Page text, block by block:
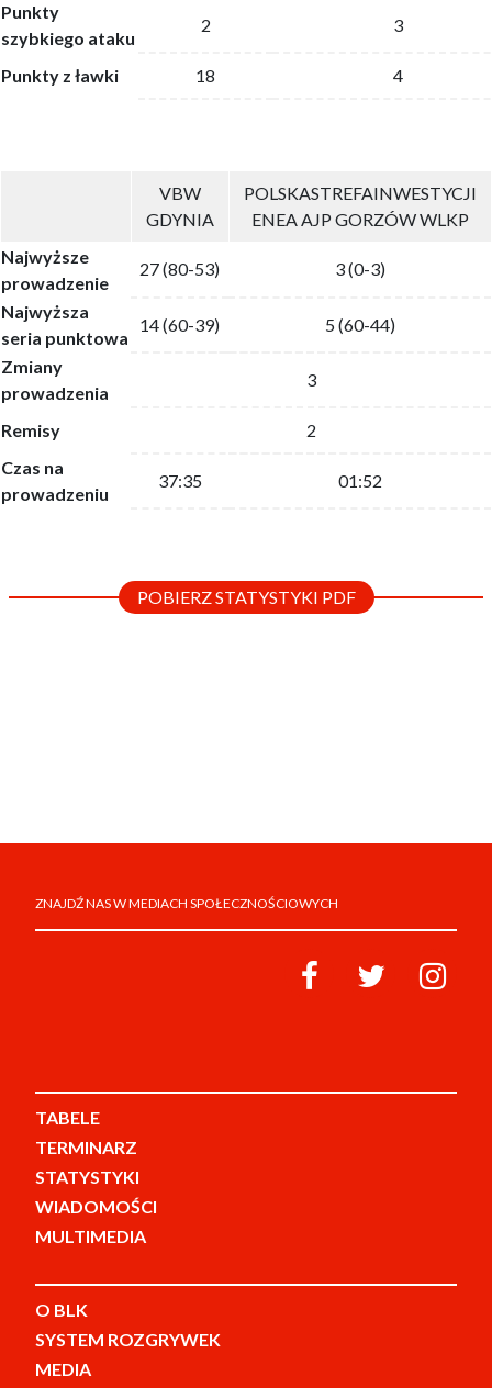
Punkty
szybkiego ataku
2 3
Punkty z ławki 18 4
VBW
GDYNIA
POLSKASTREFAINWESTYCJI
ENEA AJP GORZÓW WLKP
Najwyższe
prowadzenie
27 (80-53) 3 (0-3)
Najwyższa
seria punktowa
14 (60-39)
5 (60-44)
Zmiany
prowadzenia
3
Remisy
2
Czas na
prowadzeniu
37:35 01:52
POBIERZ STATYSTYKI PDF
ZNAJDŹ NAS W MEDIACH SPOŁECZNOŚCIOWYCH
TABELE
TERMINARZ
STATYSTYKI
WIADOMOŚCI
MULTIMEDIA
O BLK
SYSTEM ROZGRYWEK
MEDIA